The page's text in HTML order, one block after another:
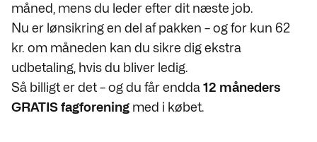
måned, mens du leder efter dit næste job.
Nu er lønsikring en del af pakken – og for kun 62
kr. om måneden kan du sikre dig ekstra
udbetaling, hvis du bliver ledig.
Så billigt er det – og du får endda12 måneders
GRATIS fagforening med i købet.